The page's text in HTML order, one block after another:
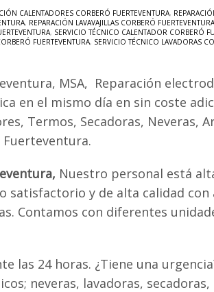
CALENTADORES CORBERÓ FUERTEVENTURA,
, REPARACIÓN LAVAVAJILLAS CORBERÓ FUERTEVENTURA
, SERVICIO TÉCNICO CALENTADOR CORBERÓ
FUERTEVENTURA, SERVICIO TÉCNICO LAVADORAS
MSA, Reparación
en el mismo día en sin coste
Termos, Secadoras, Neveras,
Nuestro personal está
satisfactorio y de alta calidad con
Contamos con diferentes
las 24 horas. ¿Tiene una
neveras, lavadoras,